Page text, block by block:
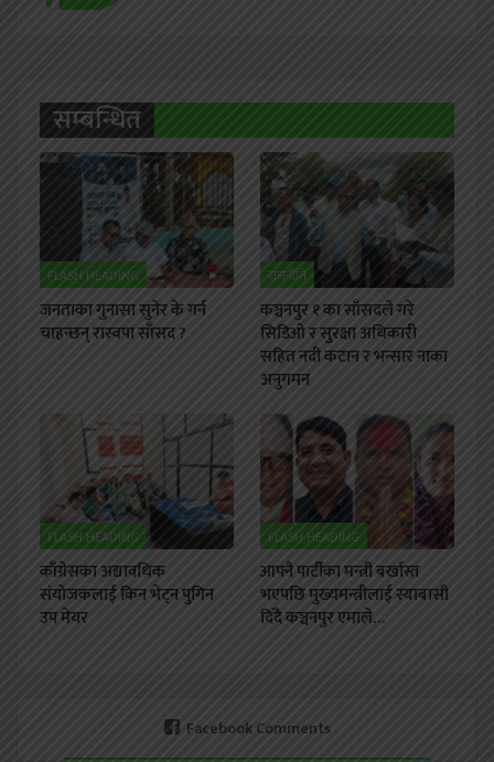
सम्बन्धित
FLASH HEADING
जनताका गुनासा सुनेर के गर्न
चाहन्छन् रास्वपा साँसद ?
राजनीति
कञ्चनपुर १ का साँसदले गरे
सिडिओ र सुरक्षा अधिकारी
सहित नदी कटान र भन्सार नाका
अनुगमन
FLASH HEADING
काँग्रेसका अद्यावधिक
संयोजकलाई किन भेट्न पुगिन
उप मेयर
FLASH HEADING
आफ्नै पार्टीका मन्त्री बर्खास्त
भएपछि मुख्यमन्त्रीलाई स्याबासी
दिँदै कञ्चनपुर एमाले…
Facebook Comments